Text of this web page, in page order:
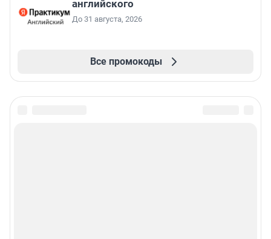
английского
До 31 августа, 2026
Все промокоды